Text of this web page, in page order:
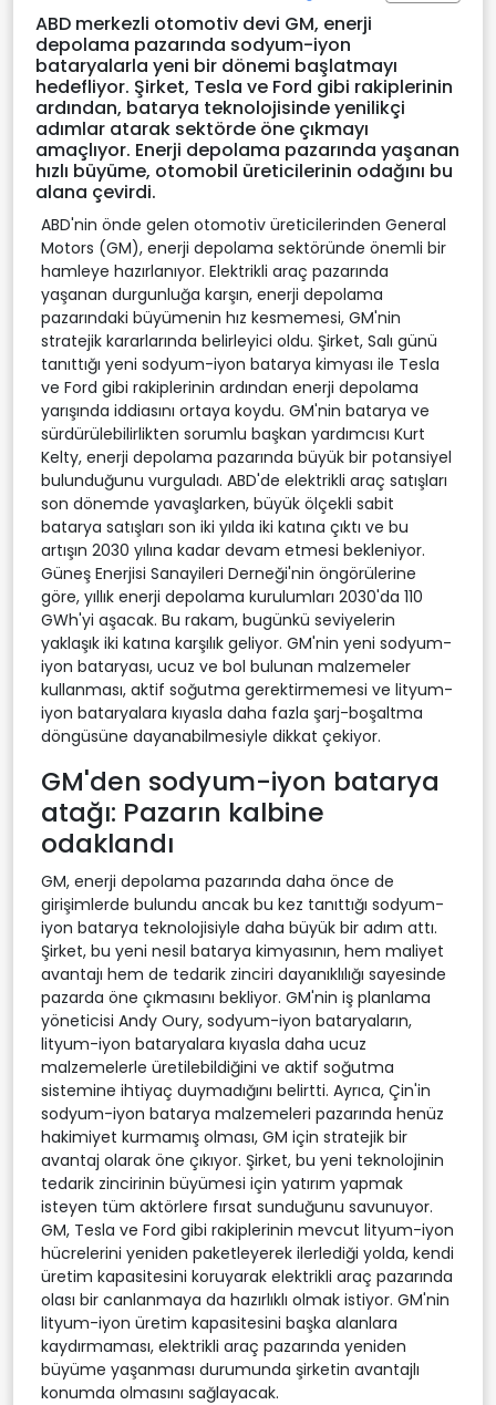
ABD merkezli otomotiv devi GM, enerji
depolama pazarında sodyum-iyon
bataryalarla yeni bir dönemi başlatmayı
hedefliyor. Şirket, Tesla ve Ford gibi rakiplerinin
ardından, batarya teknolojisinde yenilikçi
adımlar atarak sektörde öne çıkmayı
amaçlıyor. Enerji depolama pazarında yaşanan
hızlı büyüme, otomobil üreticilerinin odağını bu
alana çevirdi.
ABD'nin önde gelen otomotiv üreticilerinden General
Motors (GM), enerji depolama sektöründe önemli bir
hamleye hazırlanıyor. Elektrikli araç pazarında
yaşanan durgunluğa karşın, enerji depolama
pazarındaki büyümenin hız kesmemesi, GM'nin
stratejik kararlarında belirleyici oldu. Şirket, Salı günü
tanıttığı yeni sodyum-iyon batarya kimyası ile Tesla
ve Ford gibi rakiplerinin ardından enerji depolama
yarışında iddiasını ortaya koydu. GM'nin batarya ve
sürdürülebilirlikten sorumlu başkan yardımcısı Kurt
Kelty, enerji depolama pazarında büyük bir potansiyel
bulunduğunu vurguladı. ABD'de elektrikli araç satışları
son dönemde yavaşlarken, büyük ölçekli sabit
batarya satışları son iki yılda iki katına çıktı ve bu
artışın 2030 yılına kadar devam etmesi bekleniyor.
Güneş Enerjisi Sanayileri Derneği'nin öngörülerine
göre, yıllık enerji depolama kurulumları 2030'da 110
GWh'yi aşacak. Bu rakam, bugünkü seviyelerin
yaklaşık iki katına karşılık geliyor. GM'nin yeni sodyum-
iyon bataryası, ucuz ve bol bulunan malzemeler
kullanması, aktif soğutma gerektirmemesi ve lityum-
iyon bataryalara kıyasla daha fazla şarj-boşaltma
döngüsüne dayanabilmesiyle dikkat çekiyor.
GM'den sodyum-iyon batarya
atağı: Pazarın kalbine
odaklandı
GM, enerji depolama pazarında daha önce de
girişimlerde bulundu ancak bu kez tanıttığı sodyum-
iyon batarya teknolojisiyle daha büyük bir adım attı.
Şirket, bu yeni nesil batarya kimyasının, hem maliyet
avantajı hem de tedarik zinciri dayanıklılığı sayesinde
pazarda öne çıkmasını bekliyor. GM'nin iş planlama
yöneticisi Andy Oury, sodyum-iyon bataryaların,
lityum-iyon bataryalara kıyasla daha ucuz
malzemelerle üretilebildiğini ve aktif soğutma
sistemine ihtiyaç duymadığını belirtti. Ayrıca, Çin'in
sodyum-iyon batarya malzemeleri pazarında henüz
hakimiyet kurmamış olması, GM için stratejik bir
avantaj olarak öne çıkıyor. Şirket, bu yeni teknolojinin
tedarik zincirinin büyümesi için yatırım yapmak
isteyen tüm aktörlere fırsat sunduğunu savunuyor.
GM, Tesla ve Ford gibi rakiplerinin mevcut lityum-iyon
hücrelerini yeniden paketleyerek ilerlediği yolda, kendi
üretim kapasitesini koruyarak elektrikli araç pazarında
olası bir canlanmaya da hazırlıklı olmak istiyor. GM'nin
lityum-iyon üretim kapasitesini başka alanlara
kaydırmaması, elektrikli araç pazarında yeniden
büyüme yaşanması durumunda şirketin avantajlı
konumda olmasını sağlayacak.